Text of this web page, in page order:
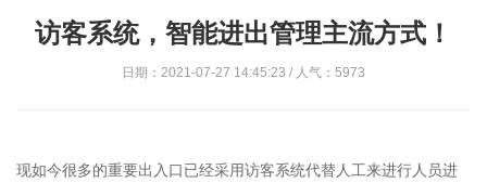
访客系统，智能进出管理主流方式！
日期：2021-07-27 14:45:23 / 人气：5973
现如今很多的重要出入口已经采用访客系统代替人工来进行人员进